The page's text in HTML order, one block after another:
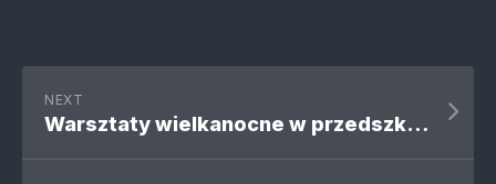
NEXT
Warsztaty wielkanocne w przedszkolu